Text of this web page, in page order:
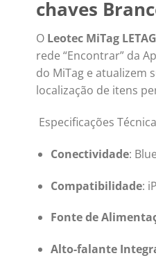
chaves
O Leotec MiTag
rede “Encontrar” da
do MiTag e atualizem
localização de itens
Especificações
Conectividade:
Compatibilidade:
Fonte de
Alto-falante